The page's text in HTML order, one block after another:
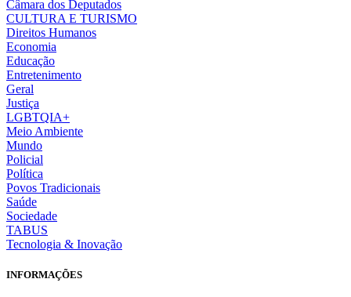
Câmara dos Deputados
CULTURA E TURISMO
Direitos Humanos
Economia
Educação
Entretenimento
Geral
Justiça
LGBTQIA+
Meio Ambiente
Mundo
Policial
Política
Povos Tradicionais
Saúde
Sociedade
TABUS
Tecnologia & Inovação
INFORMAÇÕES